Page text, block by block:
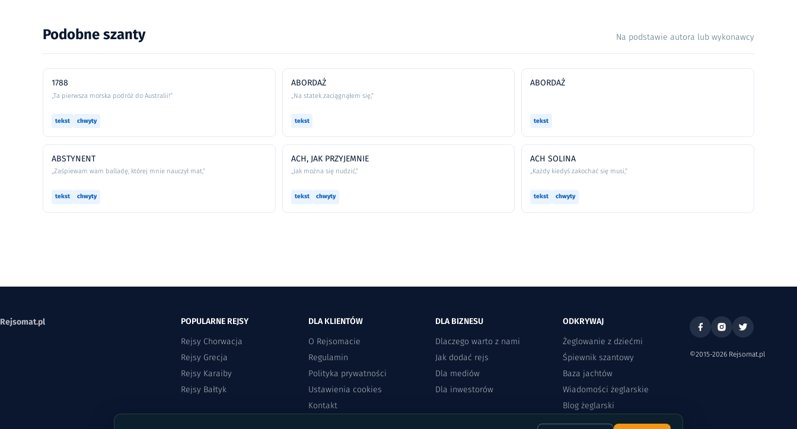
Podobne szanty Na podstawie autora lub wykonawcy
1788
„Ta pierwsza morska podróż do Australii!”
tekst chwyty
ABORDAŻ
„Na statek zaciągnąłem się,”
tekst
ABORDAŻ
tekst
ABSTYNENT
„Zaśpiewam wam balladę, której mnie nauczył mat,”
tekst chwyty
ACH, JAK PRZYJEMNIE
„Jak można się nudzić,”
tekst chwyty
ACH SOLINA
„Każdy kiedyś zakochać się musi,”
tekst chwyty
Rejsomat.pl
POPULARNE REJSY
Rejsy Chorwacja
Rejsy Grecja
Rejsy Karaiby
Rejsy Bałtyk
DLA KLIENTÓW
O Rejsomacie
Regulamin
Polityka prywatności
Ustawienia cookies
Kontakt
DLA BIZNESU
Dlaczego warto z nami
Jak dodać rejs
Dla mediów
Dla inwestorów
ODKRYWAJ
Żeglowanie z dziećmi
Śpiewnik szantowy
Baza jachtów
Wiadomości żeglarskie
Blog żeglarski
©2015-2026 Rejsomat.pl